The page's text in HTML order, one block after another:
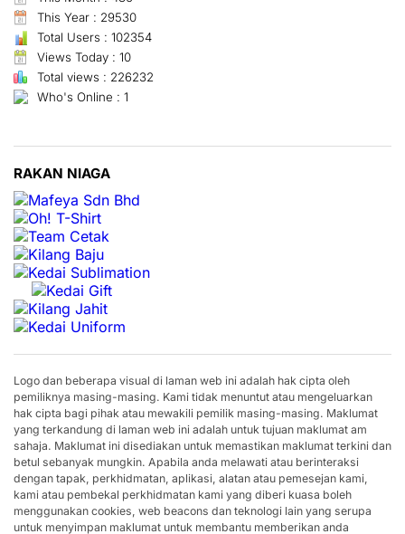
This Year : 29530
Total Users : 102354
Views Today : 10
Total views : 226232
Who's Online : 1
RAKAN NIAGA
Logo dan beberapa visual di laman web ini adalah hak cipta oleh
pemiliknya masing-masing. Kami tidak menuntut atau mengeluarkan
hak cipta bagi pihak atau mewakili pemilik masing-masing. Maklumat
yang terkandung di laman web ini adalah untuk tujuan maklumat am
sahaja. Maklumat ini disediakan untuk memastikan maklumat terkini dan
betul sebanyak mungkin. Apabila anda melawati atau berinteraksi
dengan tapak, perkhidmatan, aplikasi, alatan atau pemesejan kami,
kami atau pembekal perkhidmatan kami yang diberi kuasa boleh
menggunakan cookies, web beacons dan teknologi lain yang serupa
untuk menyimpan maklumat untuk membantu memberikan anda